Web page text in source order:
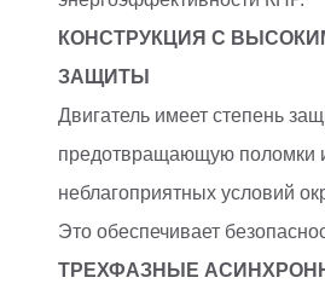
КОНСТРУКЦИЯ С
ЗАЩИТЫ
Двигатель имеет степень
предотвращающую поломки
неблагоприятных условий
Это обеспечивает
ТРЕХФАЗНЫЕ